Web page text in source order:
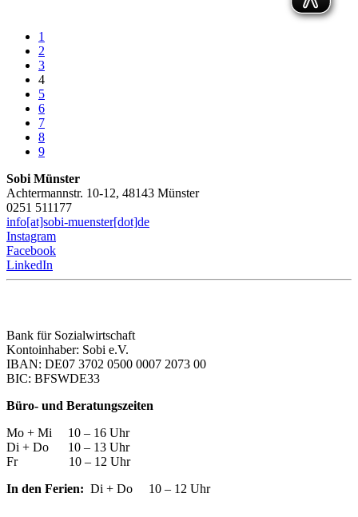
1
2
3
4
5
6
7
8
9
Sobi Münster
Achtermannstr. 10-12, 48143 Münster
0251 511177
info[at]sobi-muenster[dot]de
Instagram
Facebook
LinkedIn
Bank für Sozialwirtschaft
Kontoinhaber: Sobi e.V.
IBAN: DE07 3702 0500 0007 2073 00
BIC: BFSWDE33
Büro- und Beratungszeiten
Mo + Mi 10 – 16 Uhr
Di + Do 10 – 13 Uhr
Fr 10 – 12 Uhr
In den Ferien: Di + Do 10 – 12 Uhr